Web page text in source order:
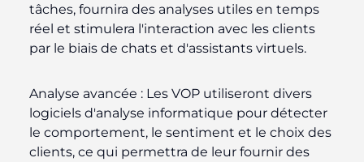
tâches, fournira des analyses utiles en temps
réel et stimulera l'interaction avec les clients
par le biais de chats et d'assistants virtuels.
Analyse avancée : Les VOP utiliseront divers
logiciels d'analyse informatique pour détecter
le comportement, le sentiment et le choix des
clients, ce qui permettra de leur fournir des